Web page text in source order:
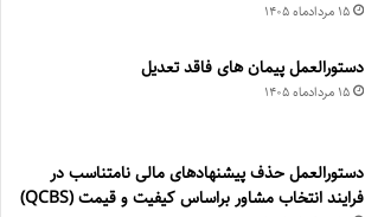
۱۵ مرداد‌ماه ۱۴۰۵
دستورالعمل پیمان های فاقد تعدیل
۱۵ مرداد‌ماه ۱۴۰۵
دستورالعمل حذف پيشنهادهای مالی نامتناسب در
فرايند انتخاب مشاور براساس كيفيت و قيمت (QCBS)